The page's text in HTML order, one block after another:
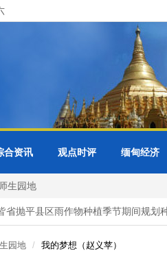
合资讯 观点时评 缅甸经济
生园地
抛平县区雨作物种植季节期间规划种
园地 我的梦想（赵义苹）